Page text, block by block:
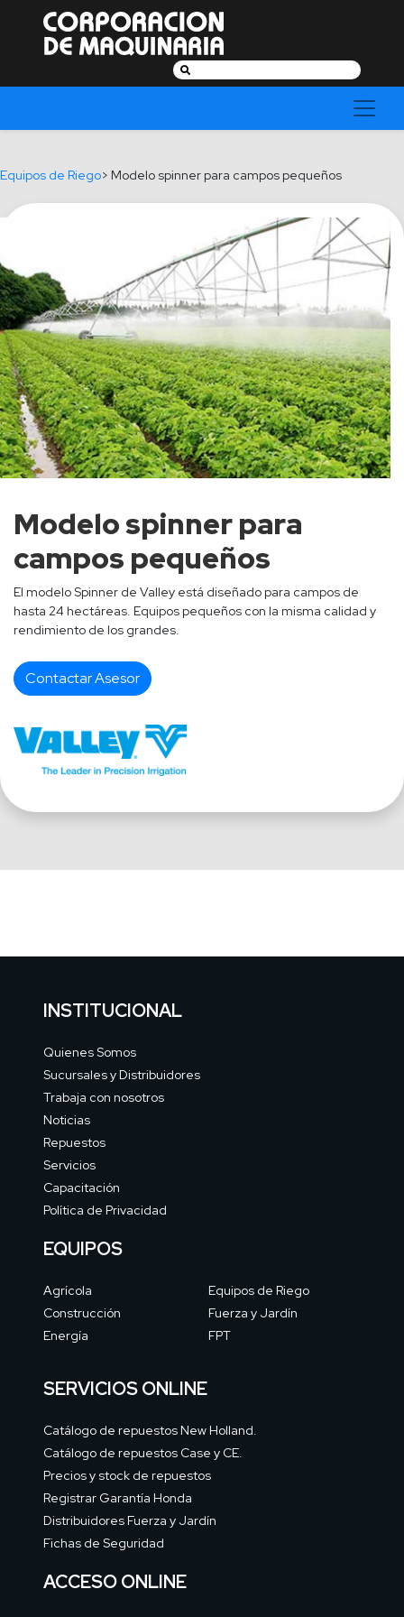
Buscar:
Equipos de Riego> Modelo spinner para campos pequeños
Modelo spinner para
campos pequeños
El modelo Spinner de Valley está diseñado para campos de
hasta 24 hectáreas. Equipos pequeños con la misma calidad y
rendimiento de los grandes.
Contactar Asesor
INSTITUCIONAL
Quienes Somos
Sucursales y Distribuidores
Trabaja con nosotros
Noticias
Repuestos
Servicios
Capacitación
Política de Privacidad
EQUIPOS
Agrícola
Construcción
Energía
Equipos de Riego
Fuerza y Jardín
FPT
SERVICIOS ONLINE
Catálogo de repuestos New Holland.
Catálogo de repuestos Case y CE.
Precios y stock de repuestos
Registrar Garantía Honda
Distribuidores Fuerza y Jardín
Fichas de Seguridad
ACCESO ONLINE